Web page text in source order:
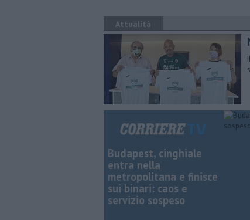
Attualità
Budapest, cinghiale
entra nella
metropolitana e finisce
sui binari: caos e
servizio sospeso